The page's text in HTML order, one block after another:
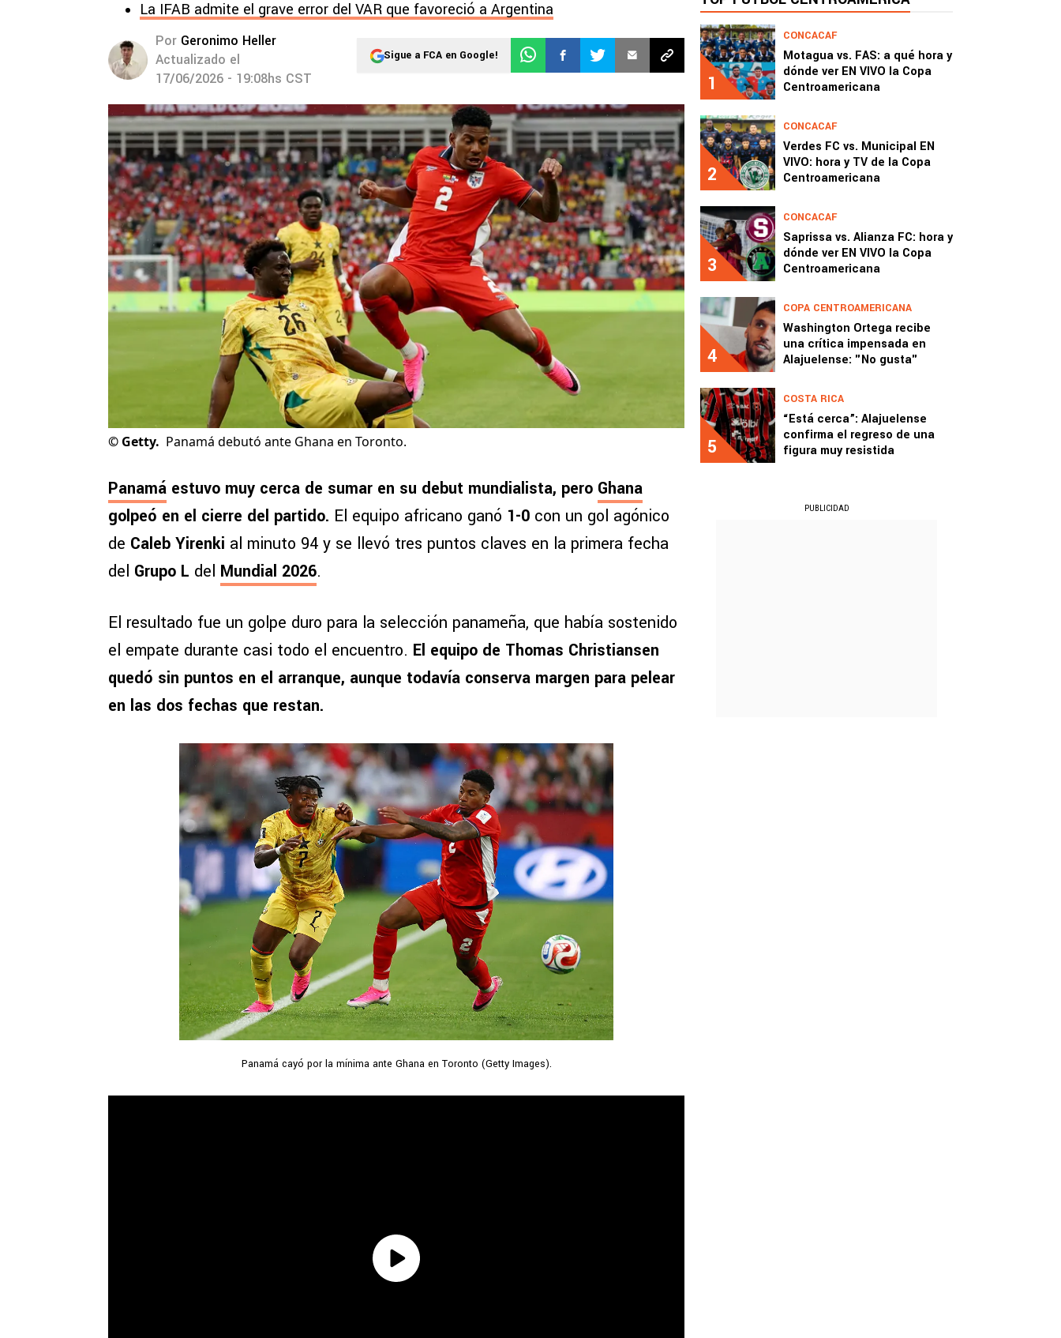
La IFAB admite el grave error del VAR que favoreció a Argentina
Por Geronimo Heller
Actualizado el
17/06/2026 - 19:08hs CST
Sigue a FCA en Google!
© Getty. Panamá debutó ante Ghana en Toronto.
Panamá estuvo muy cerca de sumar en su debut mundialista, pero Ghana
golpeó en el cierre del partido. El equipo africano ganó 1-0 con un gol agónico
de Caleb Yirenki al minuto 94 y se llevó tres puntos claves en la primera fecha
del Grupo L del Mundial 2026.
El resultado fue un golpe duro para la selección panameña, que había sostenido
el empate durante casi todo el encuentro. El equipo de Thomas Christiansen
quedó sin puntos en el arranque, aunque todavía conserva margen para pelear
en las dos fechas que restan.
Panamá cayó por la mínima ante Ghana en Toronto (Getty Images).
1
CONCACAF
Motagua vs. FAS: a qué hora y
dónde ver EN VIVO la Copa
Centroamericana
2
CONCACAF
Verdes FC vs. Municipal EN
VIVO: hora y TV de la Copa
Centroamericana
3
CONCACAF
Saprissa vs. Alianza FC: hora y
dónde ver EN VIVO la Copa
Centroamericana
4
COPA CENTROAMERICANA
Washington Ortega recibe
una crítica impensada en
Alajuelense: "No gusta"
5
COSTA RICA
“Está cerca”: Alajuelense
confirma el regreso de una
figura muy resistida
PUBLICIDAD